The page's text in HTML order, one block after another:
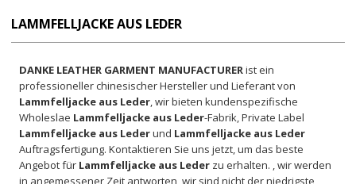
LAMMFELLJACKE AUS LEDER
DANKE LEATHER GARMENT MANUFACTURERist ein
professioneller chinesischer Hersteller und Lieferant von
Lammfelljacke aus Leder, wir bieten kundenspezifische
Wholeslae Lammfelljacke aus Leder-Fabrik, Private Label
Lammfelljacke aus Lederund Lammfelljacke aus Leder
Auftragsfertigung. Kontaktieren Sie uns jetzt, um das beste
Angebot für Lammfelljacke aus Leder zu erhalten. , wir werden
in angemessener Zeit antworten, wir sind nicht der niedrigste